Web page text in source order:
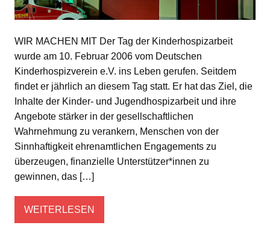
WIR MACHEN MIT Der Tag der Kinderhospizarbeit
wurde am 10. Februar 2006 vom Deutschen
Kinderhospizverein e.V. ins Leben gerufen. Seitdem
findet er jährlich an diesem Tag statt. Er hat das Ziel, die
Inhalte der Kinder- und Jugendhospizarbeit und ihre
Angebote stärker in der gesellschaftlichen
Wahrnehmung zu verankern, Menschen von der
Sinnhaftigkeit ehrenamtlichen Engagements zu
überzeugen, finanzielle Unterstützer*innen zu
gewinnen, das […]
WEITERLESEN